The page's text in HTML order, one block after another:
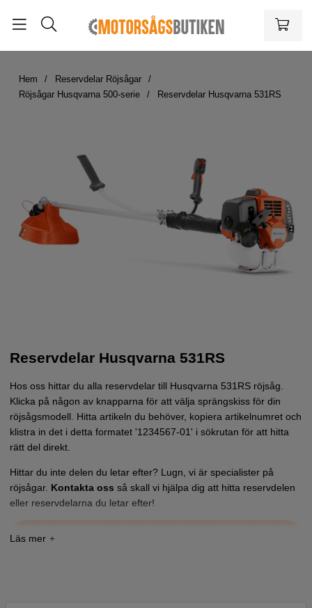
Hem
Reservdelar Röjsågar
Röjsågar Husqvarna 500-serie
Reservdelar Husqvarna 531RS
Reservdelar Husqvarna 531RS
Hos oss hittar du alla reservdelar till Husqvarna 531RS röjsåg.
Klicka på någon av knapparna för att välja sprängskiss för din
röjsågsmodell. Hitta artikeln du behöver, kopiera artikelnumret och
klistra in det i detta formatet '1234567-01' i sökrutan för att hitta
rätt del direkt.
Hittar du inte delen du letar efter? Lugn, vi är specialister på
röjsågar. Kontakta oss så skall vi hjälpa dig att hitta reservdelen
eller reservdelarna du letar efter!